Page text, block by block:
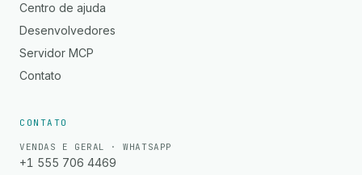
Centro de ajuda
Desenvolvedores
Servidor MCP
Contato
CONTATO
VENDAS E GERAL · WHATSAPP
+1 555 706 4469